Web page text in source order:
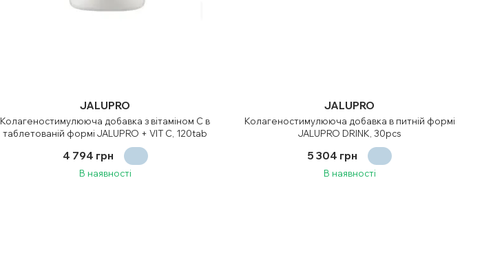
JALUPRO
Колагеностимулююча добавка з вітаміном С в
таблетованій формі JALUPRO + VIT C, 120tab
4 794 грн
В наявності
JALUPRO
Колагеностимулююча добавка в питній формі
JALUPRO DRINK, 30pcs
5 304 грн
В наявності